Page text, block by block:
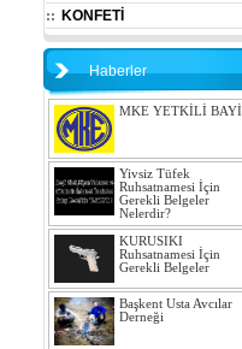
KONFETİ
Haberler
MKE YETKİLİ BAYİ
Yivsiz Tüfek
Ruhsatnamesi İçin
Gerekli Belgeler
Nelerdir?
KURUSIKI
Ruhsatnamesi İçin
Gerekli Belgeler
Başkent Usta Avcılar
Derneği